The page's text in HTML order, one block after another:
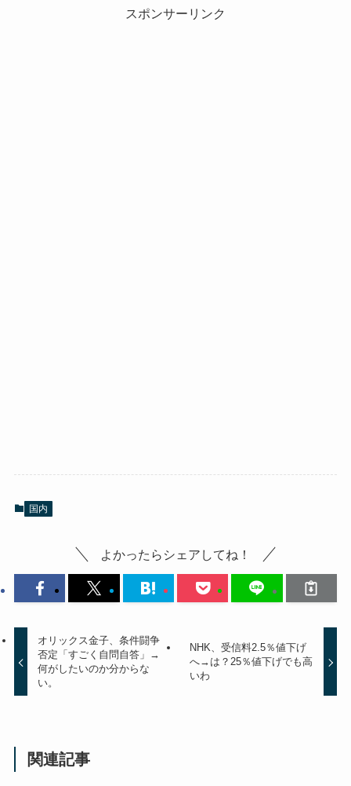
スポンサーリンク
国内
よかったらシェアしてね！
オリックス金子、条件闘争
否定「すごく自問自答」→
何がしたいのか分からな
い。
NHK、受信料2.5％値下げ
へ→は？25％値下げでも高
いわ
関連記事